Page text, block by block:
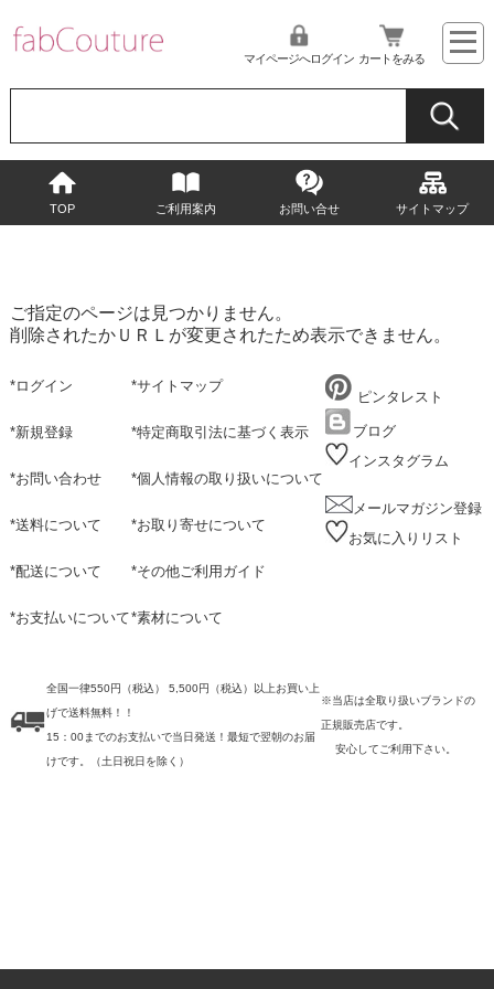
マイページへログイン カートをみる
TOP ご利用案内 お問い合せ サイトマップ
ご指定のページは見つかりません。
削除されたかＵＲＬが変更されたため表示できません。
*ログイン
*新規登録
*お問い合わせ
*送料について
*配送について
*お支払いについて
*サイトマップ
*特定商取引法に基づく表示
*個人情報の取り扱いについて
*お取り寄せについて
*その他ご利用ガイド
*素材について
ピンタレスト
ブログ
インスタグラム
メールマガジン登録
お気に入りリスト
全国一律550円（税込） 5,500円（税込）以上お買い上
げで送料無料！！
15：00までのお支払いで当日発送！最短で翌朝のお届
けです。
（土日祝日を除く）
※当店は全取り扱いブランドの
正規販売店です。
安心してご利用下さい。